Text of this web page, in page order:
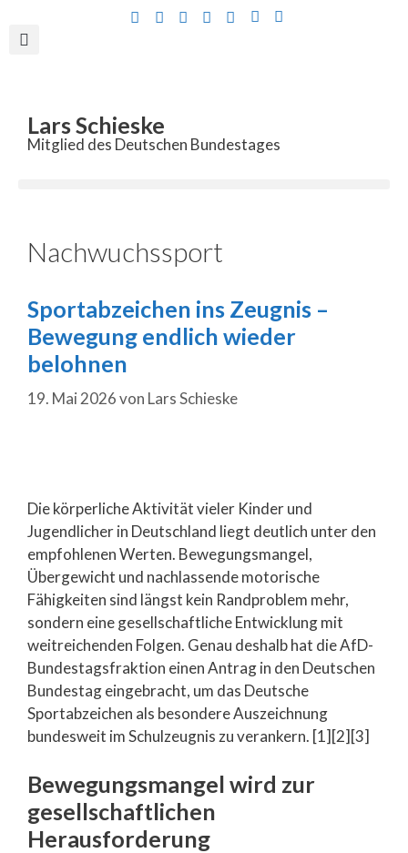
Lars Schieske
Mitglied des Deutschen Bundestages
Nachwuchssport
Sportabzeichen ins Zeugnis –
Bewegung endlich wieder
belohnen
19. Mai 2026von Lars Schieske
Die körperliche Aktivität vieler Kinder und
Jugendlicher in Deutschland liegt deutlich unter den
empfohlenen Werten. Bewegungsmangel,
Übergewicht und nachlassende motorische
Fähigkeiten sind längst kein Randproblem mehr,
sondern eine gesellschaftliche Entwicklung mit
weitreichenden Folgen. Genau deshalb hat die AfD-
Bundestagsfraktion einen Antrag in den Deutschen
Bundestag eingebracht, um das Deutsche
Sportabzeichen als besondere Auszeichnung
bundesweit im Schulzeugnis zu verankern. [1][2][3]
Bewegungsmangel wird zur
gesellschaftlichen
Herausforderung